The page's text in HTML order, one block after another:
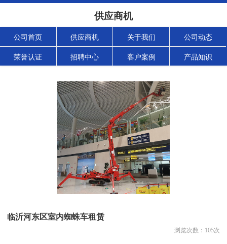
供应商机
公司首页 供应商机 关于我们 公司动态
荣誉认证 招聘中心 客户案例 产品知识
临沂河东区室内蜘蛛车租赁
浏览次数： 105次